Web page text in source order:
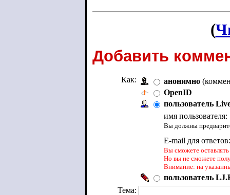
(
Добавить
Как: анонимно
OpenID
пользователь
имя пользователя:
Вы должны
E-mail для
Вы сможете
Но вы не сможете
Внимание: на
пользователь
Тема: